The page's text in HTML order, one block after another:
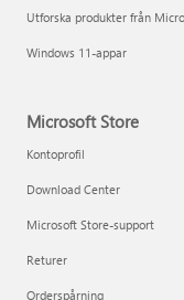
Utforska produkter från
Windows 11-appar
Microsoft Store
Kontoprofil
Download Center
Microsoft Store-support
Returer
Orderspårning